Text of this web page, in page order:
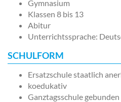
Gymnasium
Klassen 8 bis 13
Abitur
Unterrichtssprache:
SCHULFORM
Ersatzschule staatlich
koedukativ
Ganztagsschule gebunden